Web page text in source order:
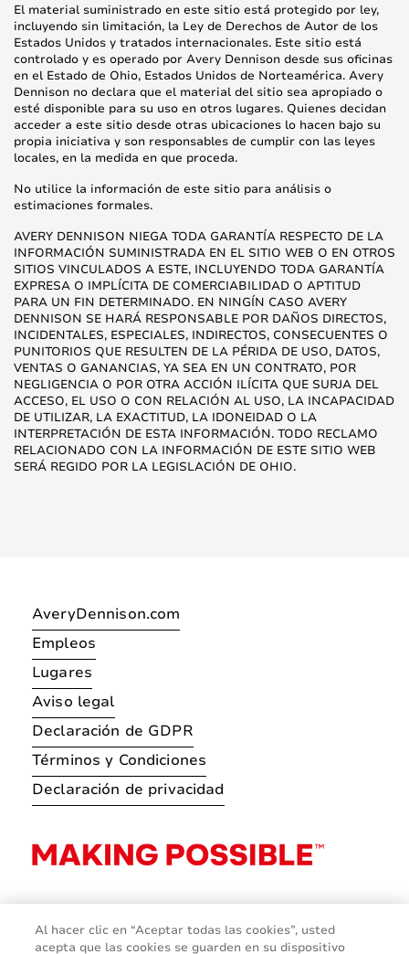
El material suministrado en este sitio está protegido por ley,
incluyendo sin limitación, la Ley de Derechos de Autor de los
Estados Unidos y tratados internacionales. Este sitio está
controlado y es operado por Avery Dennison desde sus oficinas
en el Estado de Ohio, Estados Unidos de Norteamérica. Avery
Dennison no declara que el material del sitio sea apropiado o
esté disponible para su uso en otros lugares. Quienes decidan
acceder a este sitio desde otras ubicaciones lo hacen bajo su
propia iniciativa y son responsables de cumplir con las leyes
locales, en la medida en que proceda.
No utilice la información de este sitio para análisis o
estimaciones formales.
AVERY DENNISON NIEGA TODA GARANTÍA RESPECTO DE LA
INFORMACIÓN SUMINISTRADA EN EL SITIO WEB O EN OTROS
SITIOS VINCULADOS A ESTE, INCLUYENDO TODA GARANTÍA
EXPRESA O IMPLÍCITA DE COMERCIABILIDAD O APTITUD
PARA UN FIN DETERMINADO. EN NINGÍN CASO AVERY
DENNISON SE HARÁ RESPONSABLE POR DAÑOS DIRECTOS,
INCIDENTALES, ESPECIALES, INDIRECTOS, CONSECUENTES O
PUNITORIOS QUE RESULTEN DE LA PÉRIDA DE USO, DATOS,
VENTAS O GANANCIAS, YA SEA EN UN CONTRATO, POR
NEGLIGENCIA O POR OTRA ACCIÓN ILÍCITA QUE SURJA DEL
ACCESO, EL USO O CON RELACIÓN AL USO, LA INCAPACIDAD
DE UTILIZAR, LA EXACTITUD, LA IDONEIDAD O LA
INTERPRETACIÓN DE ESTA INFORMACIÓN. TODO RECLAMO
RELACIONADO CON LA INFORMACIÓN DE ESTE SITIO WEB
SERÁ REGIDO POR LA LEGISLACIÓN DE OHIO.
AveryDennison.com
Empleos
Lugares
Aviso legal
Declaración de GDPR
Términos y Condiciones
Declaración de privacidad
Al hacer clic en “Aceptar todas las cookies”, usted
acepta que las cookies se guarden en su dispositivo